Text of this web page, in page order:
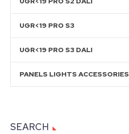
UGR<19 PRO S3
UGR<19 PRO S3 DALI
PANELS LIGHTS ACCESSORIES
SEARCH